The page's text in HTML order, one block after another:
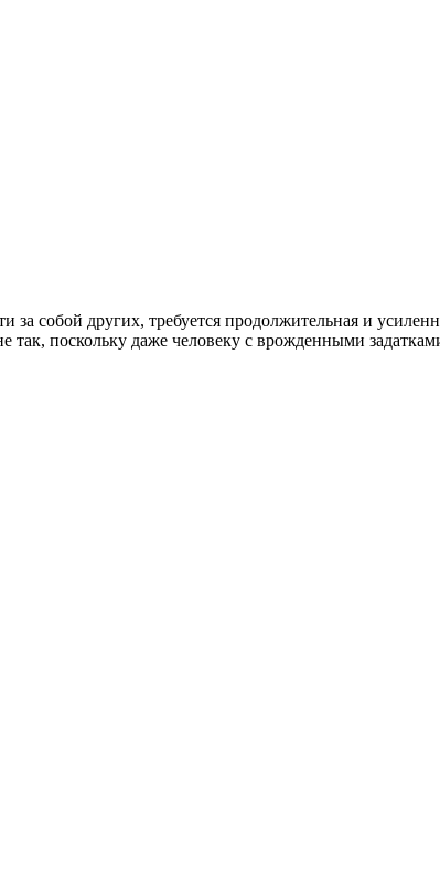
собой других, требуется продолжительная и
поскольку даже человеку с врожденными